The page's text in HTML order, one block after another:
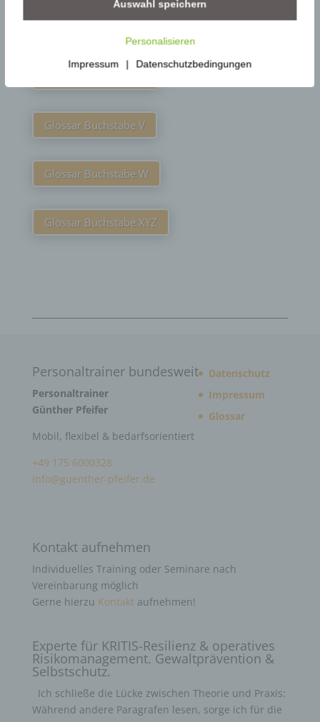
Glossar Buchstabe V
Glossar Buchstabe W
Glossar Buchstabe XYZ
Personaltrainer bundesweit
Personaltrainer
Günther Pfeifer
Mobil, flexibel & bedarfsorientiert
+49 175 6000328
info@guenther-pfeifer.de
Datenschutz
Impressum
Glossar
Kontakt aufnehmen
Individuelles Training oder Seminare nach
Vereinbarung möglich
Gerne hierzu Kontaktaufnehmen!
Experte für KRITIS-Resilienz & operatives
Risikomanagement. Gewaltprävention &
Selbstschutz.
Ich schließe die Lücke zwischen Theorie und Praxis:
Während andere Paragrafen lesen, sorge ich für die
Auswahl speichern
Personalisieren
Impressum | Datenschutzbedingungen